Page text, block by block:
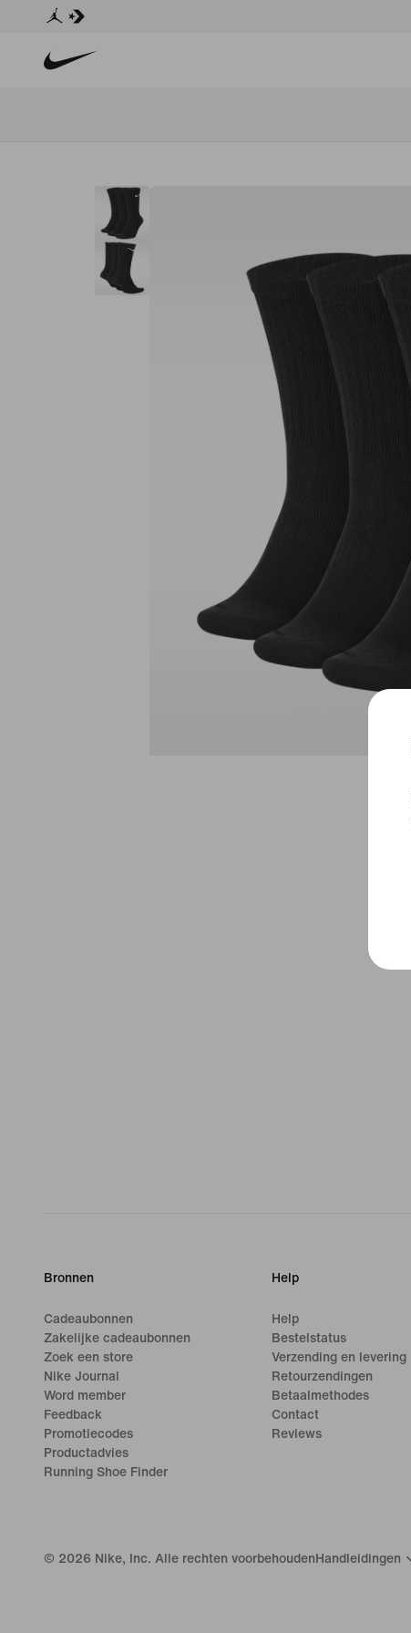
Bronnen
Cadeaubonnen
Zakelijke cadeaubonnen
Zoek een store
Nike Journal
Word member
Feedback
Promotiecodes
Productadvies
Running Shoe Finder
Help
Help
Bestelstatus
Verzending en levering
Retourzendingen
Betaalmethodes
Contact
Reviews
© 2026 Nike, Inc. Alle rechten voorbehouden Handleidingen